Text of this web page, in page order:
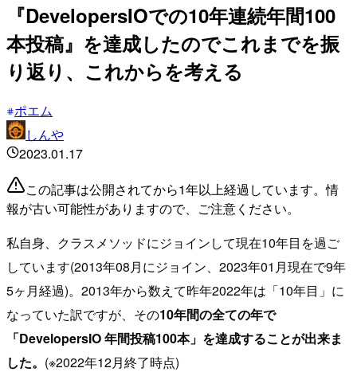
『DevelopersIOでの10年連続年間100
本投稿』を達成したのでこれまでを振
り返り、これからを考える
ポエム
しんや
2023.01.17
この記事は公開されてから1年以上経過しています。情
報が古い可能性がありますので、ご注意ください。
私自身、クラスメソッドにジョインして現在10年目を過ご
しています(2013年08月にジョイン、2023年01月現在で9年
5ヶ月経過)。2013年から数えて昨年2022年は「10年目」に
なっていた訳ですが、その10年間の全ての年で
「DevelopersIO 年間投稿100本」を達成することが出来ま
した。 (※2022年12月終了時点)